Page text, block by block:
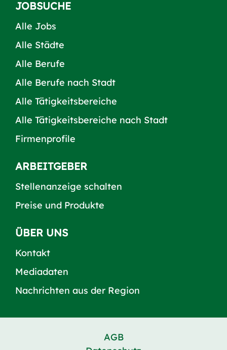
JOBSUCHE
Alle Jobs
Alle Städte
Alle Berufe
Alle Berufe nach Stadt
Alle Tätigkeitsbereiche
Alle Tätigkeitsbereiche nach Stadt
Firmenprofile
ARBEITGEBER
Stellenanzeige schalten
Preise und Produkte
ÜBER UNS
Kontakt
Mediadaten
Nachrichten aus der Region
AGB